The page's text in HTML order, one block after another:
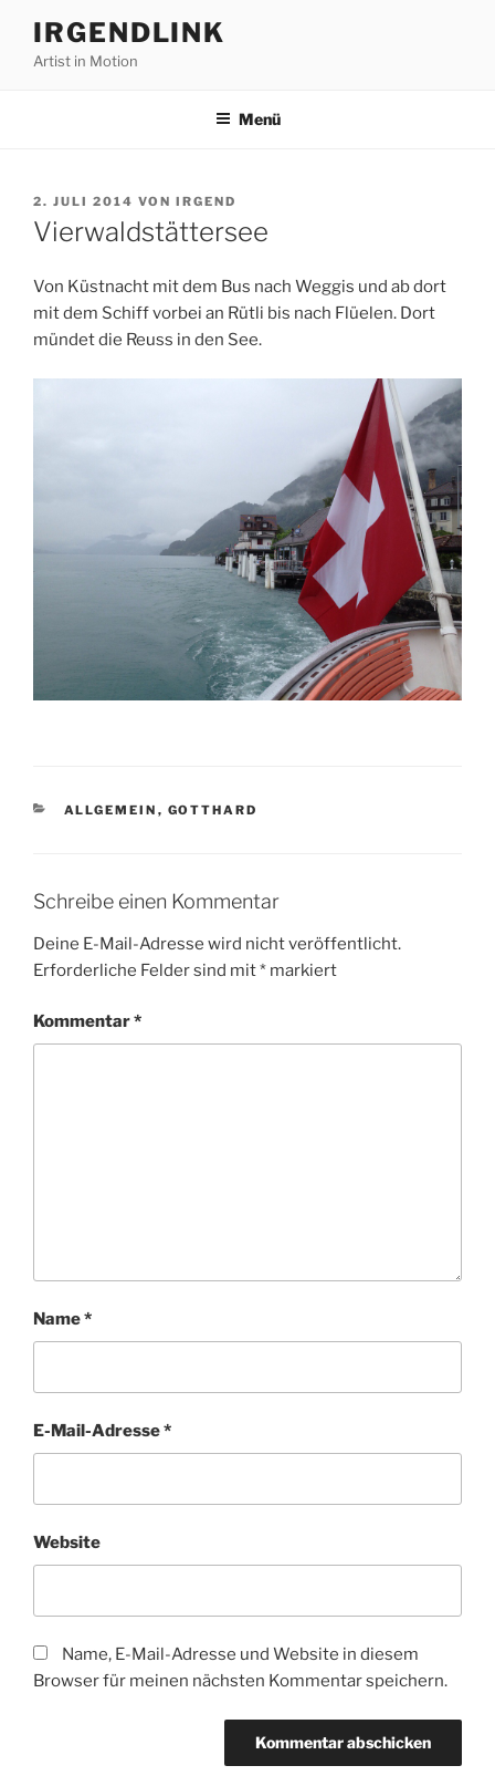
Inhalt
springen
IRGENDLINK
Artist in Motion
Menü
VERÖFFENTLICHT
AM
2. JULI 2014 VON IRGEND
Vierwaldstättersee
Von Küstnacht mit dem Bus nach Weggis und ab dort
mit dem Schiff vorbei an Rütli bis nach Flüelen. Dort
mündet die Reuss in den See.
KATEGORIEN
ALLGEMEIN , GOTTHARD
Schreibe einen Kommentar
Deine E-Mail-Adresse wird nicht veröffentlicht.
Erforderliche Felder sind mit* markiert
Kommentar*
Name*
E-Mail-Adresse*
Website
Name, E-Mail-Adresse und Website in diesem
Browser für meinen nächsten Kommentar speichern.